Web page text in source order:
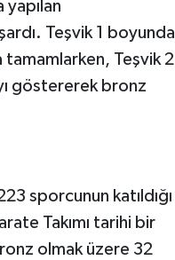
yapılan
Teşvik 1 boyunda
tamamlarken, Teşvik 2
göstererek bronz
sporcunun katıldığı
Takımı tarihi bir
olmak üzere 32